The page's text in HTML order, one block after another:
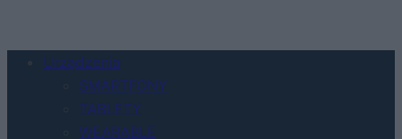
Urządzenia
SMARTFONY
TABLETY
WEARABLE